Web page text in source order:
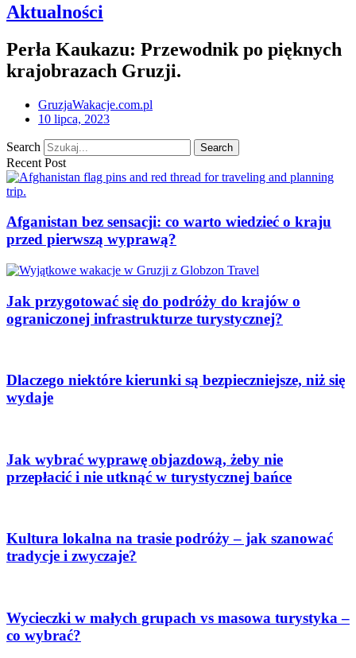
Aktualności
Perła Kaukazu: Przewodnik po pięknych
krajobrazach Gruzji.
GruzjaWakacje.com.pl
10 lipca, 2023
Search Search
Recent Post
Afganistan bez sensacji: co warto wiedzieć o kraju
przed pierwszą wyprawą?
Jak przygotować się do podróży do krajów o
ograniczonej infrastrukturze turystycznej?
Dlaczego niektóre kierunki są bezpieczniejsze, niż się
wydaje
Jak wybrać wyprawę objazdową, żeby nie
przepłacić i nie utknąć w turystycznej bańce
Kultura lokalna na trasie podróży – jak szanować
tradycje i zwyczaje?
Wycieczki w małych grupach vs masowa turystyka –
co wybrać?